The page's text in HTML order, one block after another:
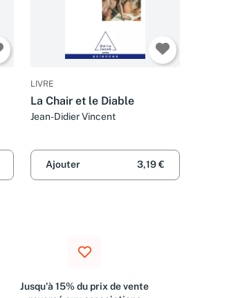
LIVRE
La Chair et le Diable
Jean-Didier Vincent
Ajouter 3,19 €
Jusqu'à 15% du prix de vente